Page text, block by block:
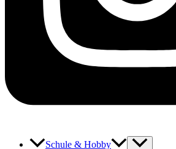
Schule & Hobby
Menü